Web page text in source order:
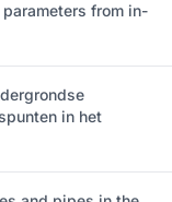
from in-
in het